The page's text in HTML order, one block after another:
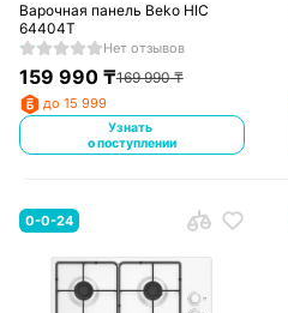
Варочная панель Beko HIC
64404T
Нет отзывов
159 990₸169 990₸
до 15 999
Узнать
о поступлении
0-0-24